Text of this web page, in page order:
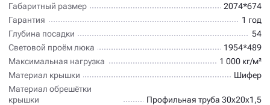
Габаритный размер
2074*674
Гарантия
1 год
Глубина посадки
54
Световой проём люка
1954*489
Максимальная нагрузка
1 000 кг/м²
Материал крышки
Шифер
Материал обрешётки
крышки
Профильная труба 30х20х1,5